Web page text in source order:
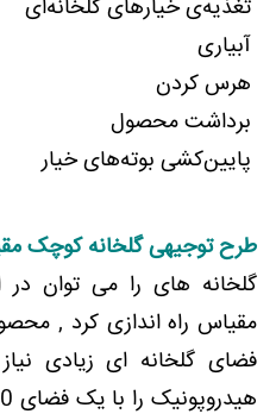
تغذیه‌ی خیارهای گلخانه‌ای
آبیاری
هرس کردن
برداشت محصول
پایین‌کشی بوته‌های خیار
طرح توجیهی گلخانه کوچک
گلخانه های را می توان در
مقیاس راه اندازی کرد ,
فضای گلخانه ای زیادی